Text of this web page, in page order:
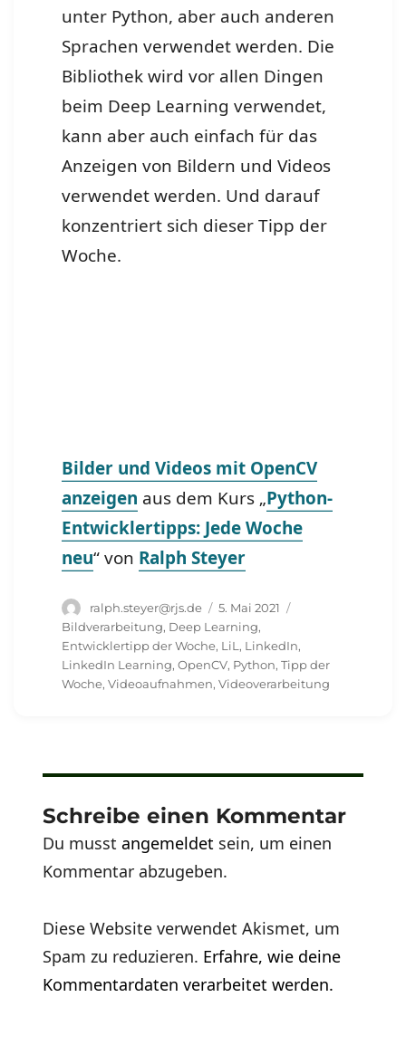
unter Python, aber auch anderen
Sprachen verwendet werden. Die
Bibliothek wird vor allen Dingen
beim Deep Learning verwendet,
kann aber auch einfach für das
Anzeigen von Bildern und Videos
verwendet werden. Und darauf
konzentriert sich dieser Tipp der
Woche.
Bilder und Videos mit OpenCV
anzeigen aus dem Kurs „Python-
Entwicklertipps: Jede Woche
neu“ von Ralph Steyer
Autor
ralph.steyer@rjs.de
Veröffentlicht
am
5. Mai 2021
Bildverarbeitung, Deep Learning,
Entwicklertipp der Woche, LiL , LinkedIn,
LinkedIn Learning,OpenCV, Python,Tipp der
Woche,Videoaufnahmen,Videoverarbeitung
Schreibe einen Kommentar
Du musstangemeldet sein, um einen
Kommentar abzugeben.
Diese Website verwendet Akismet, um
Spam zu reduzieren. Erfahre, wie deine
Kommentardaten verarbeitet werden.